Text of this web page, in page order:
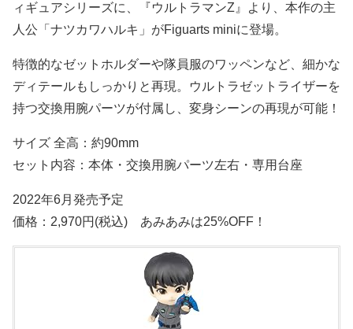
ィギュアシリーズに、『ウルトラマンZ』より、本作の主
人公「ナツカワハルキ」がFiguarts miniに登場。
特徴的なゼットホルダーや隊員服のワッペンなど、細かな
ディテールもしっかりと再現。ウルトラゼットライザーを
持つ交換用腕パーツが付属し、変身シーンの再現が可能！
サイズ 全高：約90mm
セット内容：本体・交換用腕パーツ左右・専用台座
2022年6月発売予定
価格：2,970円(税込) あみあみは25%OFF！